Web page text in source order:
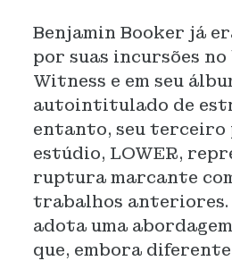
Benjamin Booker já
por suas incursões
Witness e em seu
autointitulado de
entanto, seu terceiro
estúdio, LOWER,
ruptura marcante
trabalhos anteriores.
adota uma
que, embora